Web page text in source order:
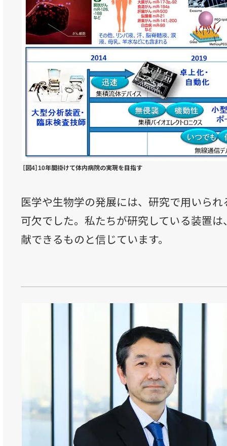
［図4］10年間掛けて体内病院の実現を目指す
医学や生物学の発展には、研究で用いら
可欠でした。私たちが研究している装置
献できるものと信じています。